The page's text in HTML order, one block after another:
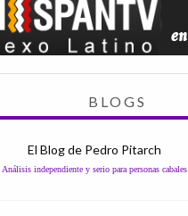
BLOGS
El Blog de Pedro Pitarch
Análisis independiente y serio para personas cabales